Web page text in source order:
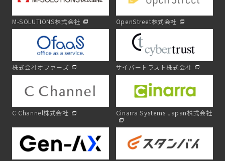
M-SOLUTIONS株式会社 OpenStreet株式会社
株式会社オファーズ サイバートラスト株式会社
C Channel株式会社 Cinarra Systems Japan株式会社